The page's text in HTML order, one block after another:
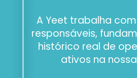
A Yeet trabalha
responsáveis,
histórico real de
ativos na